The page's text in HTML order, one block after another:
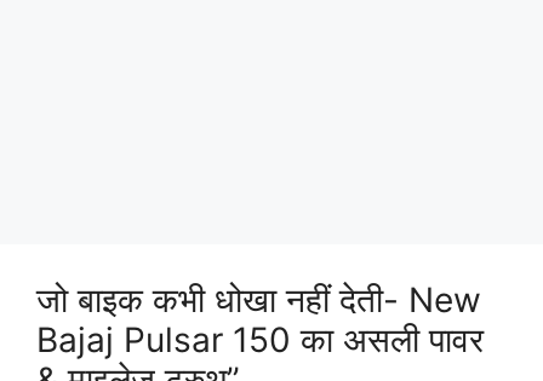
जो बाइक कभी धोखा नहीं देती- New
Bajaj Pulsar 150 का असली पावर